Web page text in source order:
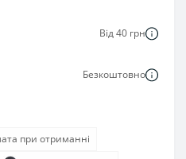
Від 40 грн
Безкоштовно
при отриманні